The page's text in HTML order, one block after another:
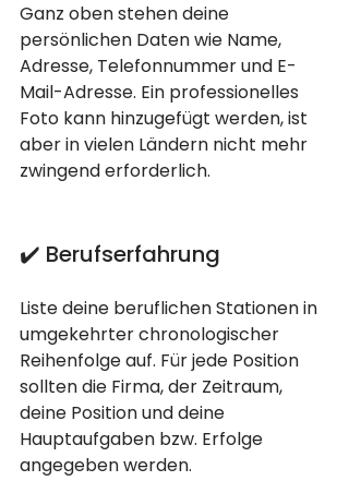
Ganz oben stehen deine
persönlichen Daten wie Name,
Adresse, Telefonnummer und E-
Mail-Adresse. Ein professionelles
Foto kann hinzugefügt werden, ist
aber in vielen Ländern nicht mehr
zwingend erforderlich.
✔️ Berufserfahrung
Liste deine beruflichen Stationen in
umgekehrter chronologischer
Reihenfolge auf. Für jede Position
sollten die Firma, der Zeitraum,
deine Position und deine
Hauptaufgaben bzw. Erfolge
angegeben werden.